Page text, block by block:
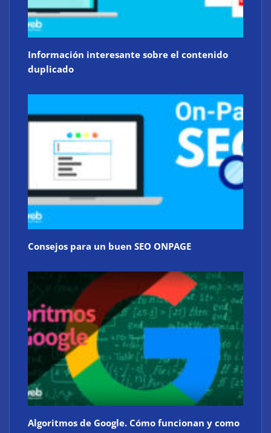
Información interesante sobre el contenido
duplicado
Consejos para un buen SEO ONPAGE
Algoritmos de Google. Cómo funcionan y como